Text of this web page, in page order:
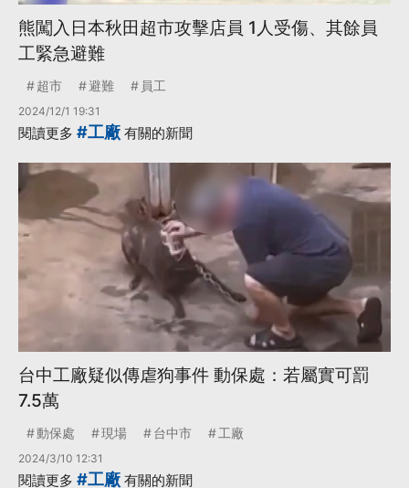
熊闖入日本秋田超市攻擊店員 1人受傷、其餘員
工緊急避難
超市 避難 員工
2024/12/1 19:31
閱讀更多 #工廠 有關的新聞
台中工廠疑似傳虐狗事件 動保處：若屬實可罰
7.5萬
動保處 現場 台中市 工廠
2024/3/10 12:31
閱讀更多 #工廠 有關的新聞